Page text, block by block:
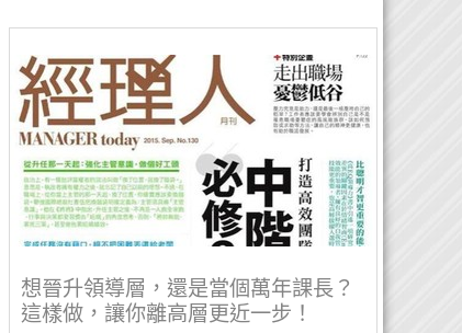
想晉升領導層，還是當個萬年課長？
這樣做，讓你離高層更近一步！